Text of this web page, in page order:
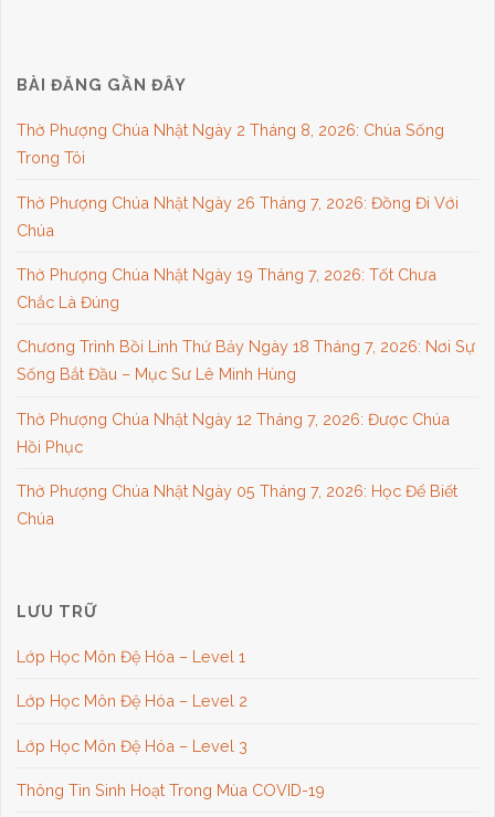
BÀI ĐĂNG GẦN ĐÂY
Thờ Phượng Chúa Nhật Ngày 2 Tháng 8, 2026: Chúa Sống
Trong Tôi
Thờ Phượng Chúa Nhật Ngày 26 Tháng 7, 2026: Đồng Đi Với
Chúa
Thờ Phượng Chúa Nhật Ngày 19 Tháng 7, 2026: Tốt Chưa
Chắc Là Đúng
Chương Trình Bồi Linh Thứ Bảy Ngày 18 Tháng 7, 2026: Nơi Sự
Sống Bắt Đầu – Mục Sư Lê Minh Hùng
Thờ Phượng Chúa Nhật Ngày 12 Tháng 7, 2026: Được Chúa
Hồi Phục
Thờ Phượng Chúa Nhật Ngày 05 Tháng 7, 2026: Học Để Biết
Chúa
LƯU TRỮ
Lớp Học Môn Đệ Hóa – Level 1
Lớp Học Môn Đệ Hóa – Level 2
Lớp Học Môn Đệ Hóa – Level 3
Thông Tin Sinh Hoạt Trong Mùa COVID-19